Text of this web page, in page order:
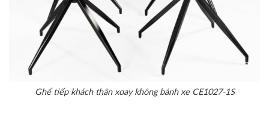
Ghế tiếp khách thân xoay không bánh xe CE1027-1S